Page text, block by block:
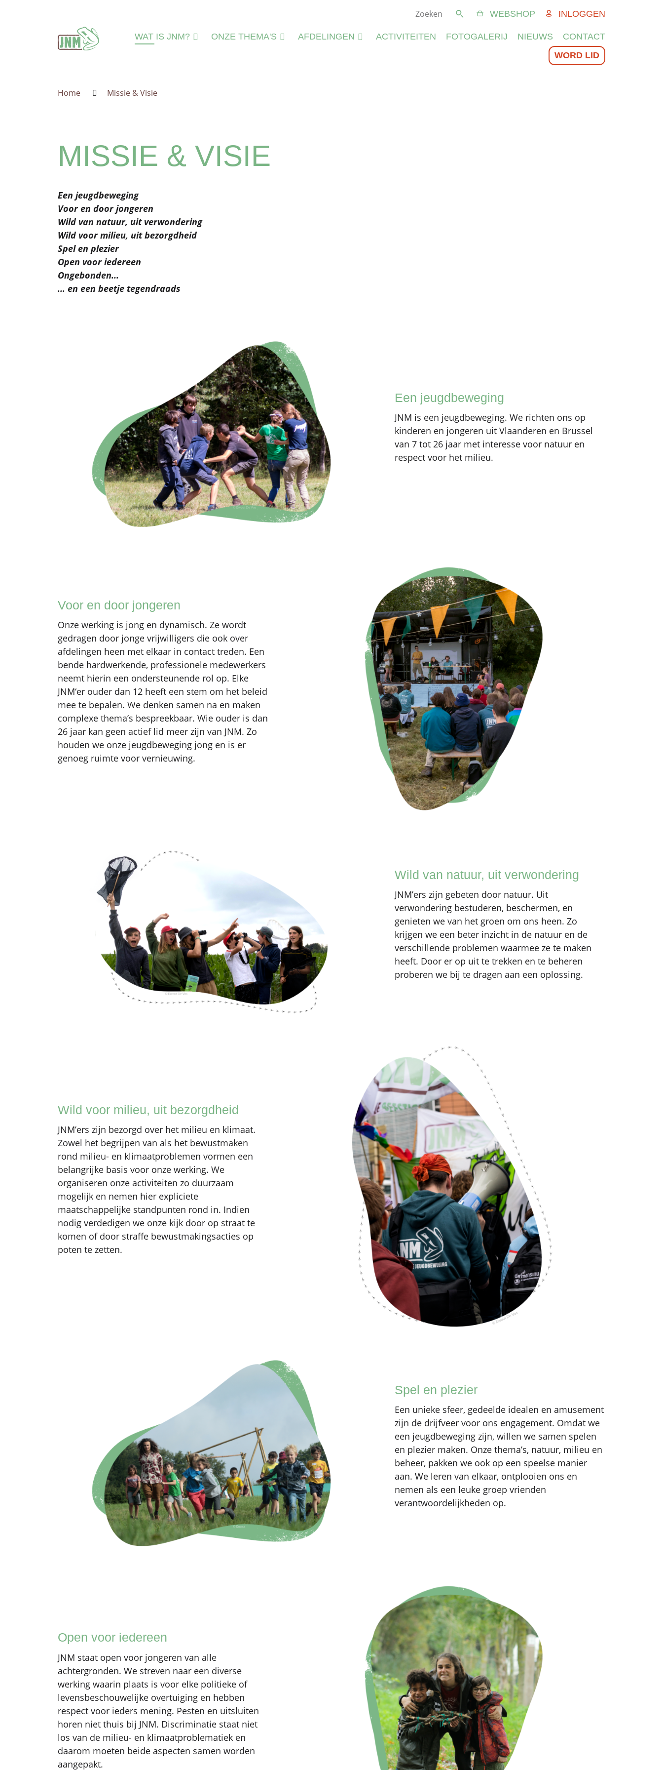
Terug naar de homepage
Zoeken
WAT IS JNM?
ORGANISATIE
JNM'ER WORDEN
ONZE THEMA'S
INSPIRATIE
AFDELINGEN ACTIVITEITEN FOTOGALERIJ NIEUWS
CONTACT
WORD LID
WEBSHOP INLOGGEN
Home Missie & Visie
MISSIE & VISIE
Een jeugdbeweging
Voor en door jongeren
Wild van natuur, uit verwondering
Wild voor milieu, uit bezorgdheid
Spel en plezier
Open voor iedereen
Ongebonden...
... en een beetje tegendraads
Een jeugdbeweging
JNM is een jeugdbeweging. We richten ons op
kinderen en jongeren uit Vlaanderen en Brussel
van 7 tot 26 jaar met interesse voor natuur en
respect voor het milieu.
Voor en door jongeren
Onze werking is jong en dynamisch. Ze wordt
gedragen door jonge vrijwilligers die ook over
afdelingen heen met elkaar in contact treden. Een
bende hardwerkende, professionele medewerkers
neemt hierin een ondersteunende rol op. Elke
JNM‘er ouder dan 12 heeft een stem om het beleid
mee te bepalen. We denken samen na en maken
complexe thema’s bespreekbaar. Wie ouder is dan
26 jaar kan geen actief lid meer zijn van JNM. Zo
houden we onze jeugdbeweging jong en is er
genoeg ruimte voor vernieuwing.
Wild van natuur, uit verwondering
JNM’ers zijn gebeten door natuur. Uit
verwondering bestuderen, beschermen, en
genieten we van het groen om ons heen. Zo
krijgen we een beter inzicht in de natuur en de
verschillende problemen waarmee ze te maken
heeft. Door er op uit te trekken en te beheren
proberen we bij te dragen aan een oplossing.
Wild voor milieu, uit bezorgdheid
JNM’ers zijn bezorgd over het milieu en klimaat.
Zowel het begrijpen van als het bewustmaken
rond milieu- en klimaatproblemen vormen een
belangrijke basis voor onze werking. We
organiseren onze activiteiten zo duurzaam
mogelijk en nemen hier expliciete
maatschappelijke standpunten rond in. Indien
nodig verdedigen we onze kijk door op straat te
komen of door straffe bewustmakingsacties op
poten te zetten.
Spel en plezier
Een unieke sfeer, gedeelde idealen en amusement
zijn de drijfveer voor ons engagement. Omdat we
een jeugdbeweging zijn, willen we samen spelen
en plezier maken. Onze thema’s, natuur, milieu en
beheer, pakken we ook op een speelse manier
aan. We leren van elkaar, ontplooien ons en
nemen als een leuke groep vrienden
verantwoordelijkheden op.
Open voor iedereen
JNM staat open voor jongeren van alle
achtergronden. We streven naar een diverse
werking waarin plaats is voor elke politieke of
levensbeschouwelijke overtuiging en hebben
respect voor ieders mening. Pesten en uitsluiten
horen niet thuis bij JNM. Discriminatie staat niet
los van de milieu- en klimaatproblematiek en
daarom moeten beide aspecten samen worden
aangepakt.